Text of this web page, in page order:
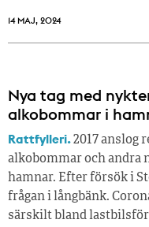
14 MAJ, 2024
Nya tag med
alkobommar i
Rattfylleri.2017 anslog
alkobommar och andra
hamnar. Efter försök i
frågan i långbänk.
särskilt bland